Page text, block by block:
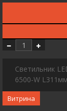
Светильник
6500-W
Витрина